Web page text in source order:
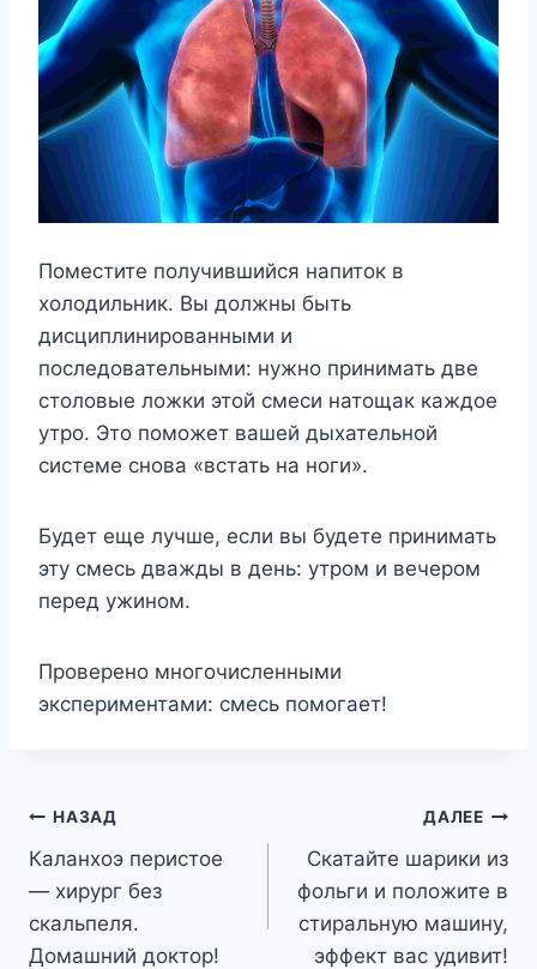
Поместите получившийся напиток в
холодильник. Вы должны быть
дисциплинированными и
последовательными: нужно принимать две
столовые ложки этой смеси натощак каждое
утро. Это поможет вашей дыхательной
системе снова «встать на ноги».
Будет еще лучше, если вы будете принимать
эту смесь дважды в день: утром и вечером
перед ужином.
Проверено многочисленными
экспериментами: смесь помогает!
Навигация
по
записям
НАЗАД
Каланхоэ перистое
— хирург без
скальпеля.
Домашний доктор!
ДАЛЕЕ
Скатайте шарики из
фольги и положите в
стиральную машину,
эффект вас удивит!